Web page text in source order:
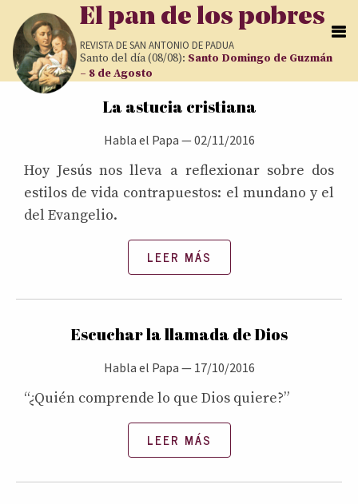
Pasar al contenido principal
El pan de los pobres
REVISTA DESAN ANTONIO DE PADUA
Santo del día (08/08): Santo Domingo de Guzmán
– 8 de Agosto
La astucia cristiana
Habla el Papa —02/11/2016
Hoy Jesús nos lleva a reflexionar sobre dos
estilos de vida contrapuestos: el mundano y el
del Evangelio.
LEER MÁS
Escuchar la llamada de Dios
Habla el Papa — 17/10/2016
“¿Quién comprende lo que Dios quiere?”
LEER MÁS